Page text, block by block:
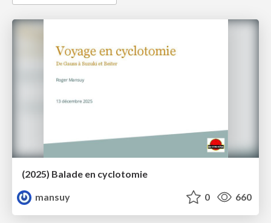
(2025) Balade en cyclotomie
mansuy
0 660